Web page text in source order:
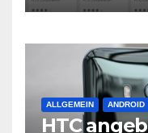
ALLGEMEIN ANDROID
HTC